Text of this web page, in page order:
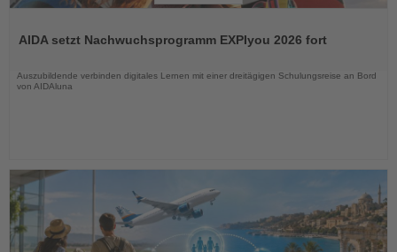
dieAIDA setzt Nachwuchsprogramm EXPIyou 2026 fort
Auszubildende verbinden digitales Lernen mit einer dreitägigen Schulungsreise an Bord
von AIDAluna